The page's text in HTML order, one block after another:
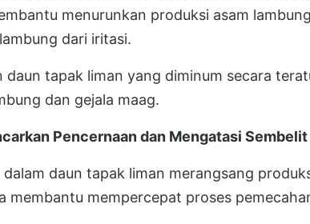
menurunkan produksi asam
dari iritasi.
daun tapak liman yang diminum secara
dan gejala maag.
Pencernaan dan Mengatasi Sembelit
dalam daun tapak liman merangsang
membantu mempercepat proses